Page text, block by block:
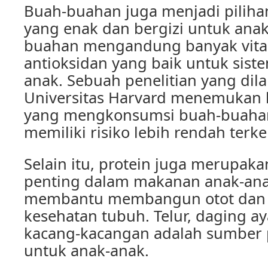
Buah-buahan juga menjadi
yang enak dan bergizi untuk
buahan mengandung banyak
antioksidan yang baik untuk
anak. Sebuah penelitian yang
Universitas Harvard menemukan
yang mengkonsumsi buah-
memiliki risiko lebih rendah
Selain itu, protein juga
penting dalam makanan anak-
membantu membangun otot
kesehatan tubuh. Telur, daging
kacang-kacangan adalah
untuk anak-anak.